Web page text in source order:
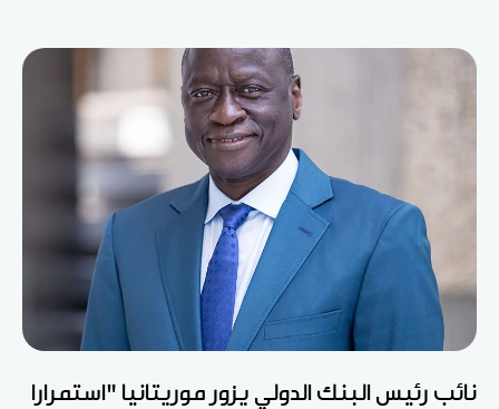
نائب رئيس البنك الدولي يزور موريتانيا "استمرارا